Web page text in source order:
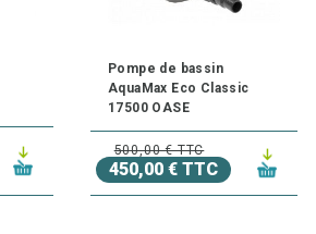
Pompe de bassin
AquaMax Eco Classic
17500 OASE
500,00 € TTC
450,00 € TTC